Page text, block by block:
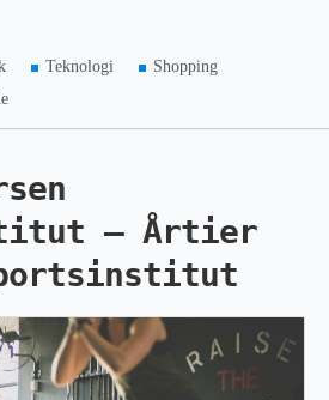
Teknologi
Shopping
– Årtier